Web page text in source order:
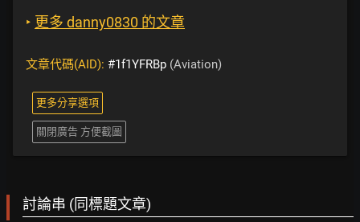
‣ 更多 danny0830 的文章
文章代碼(AID): #1f1YFRBp (Aviation)
更多分享選項
關閉廣告 方便截圖
討論串 (同標題文章)